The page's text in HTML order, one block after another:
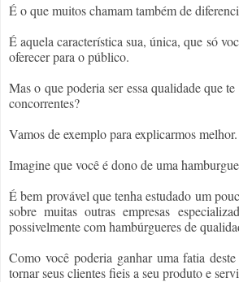
É o que muitos chamam também de
É aquela característica sua, única, que só
oferecer para o público.
Mas o que poderia ser essa qualidade que
concorrentes?
Vamos de exemplo para explicarmos melhor.
Imagine que você é dono de uma
É bem provável que tenha estudado um
sobre muitas outras empresas
possivelmente com hambúrgueres de
Como você poderia ganhar uma fatia
tornar seus clientes fieis a seu produto e